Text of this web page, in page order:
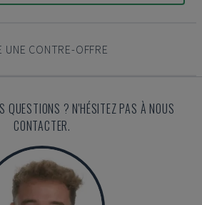
UNE CONTRE-OFFRE
QUESTIONS ? N'HÉSITEZ PAS À NOUS
CONTACTER.